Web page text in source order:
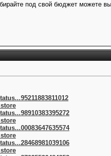
под свой бюджет можете